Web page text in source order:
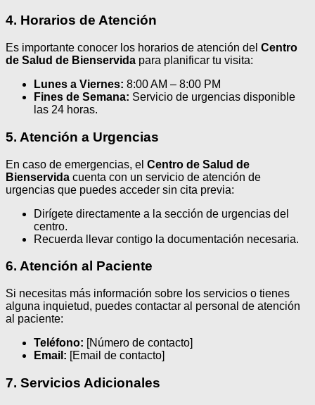
4. Horarios de Atención
Es importante conocer los horarios de atención del Centro
de Salud de Bienservida para planificar tu visita:
Lunes a Viernes: 8:00 AM – 8:00 PM
Fines de Semana: Servicio de urgencias disponible
las 24 horas.
5. Atención a Urgencias
En caso de emergencias, el Centro de Salud de
Bienservida cuenta con un servicio de atención de
urgencias que puedes acceder sin cita previa:
Dirígete directamente a la sección de urgencias del
centro.
Recuerda llevar contigo la documentación necesaria.
6. Atención al Paciente
Si necesitas más información sobre los servicios o tienes
alguna inquietud, puedes contactar al personal de atención
al paciente:
Teléfono: [Número de contacto]
Email: [Email de contacto]
7. Servicios Adicionales